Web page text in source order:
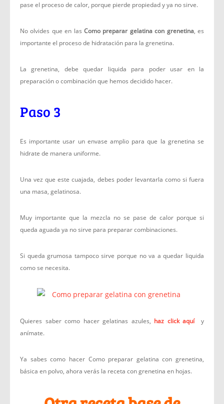
pase el proceso de calor, porque pierde propiedad y ya no sirve.
No olvides que en las Como preparar gelatina con grenetina, es
importante el proceso de hidratación para la grenetina.
La grenetina, debe quedar liquida para poder usar en la
preparación o combinación que hemos decidido hacer.
Paso 3
Es importante usar un envase amplio para que la grenetina se
hidrate de manera uniforme.
Una vez que este cuajada, debes poder levantarla como si fuera
una masa, gelatinosa.
Muy importante que la mezcla no se pase de calor porque si
queda aguada ya no sirve para preparar combinaciones.
Si queda grumosa tampoco sirve porque no va a quedar liquida
como se necesita.
Quieres saber como hacer gelatinas azules, haz click aquí
y
anímate.
Ya sabes como hacer Como preparar gelatina con grenetina,
básica en polvo, ahora verás la receta con grenetina en hojas.